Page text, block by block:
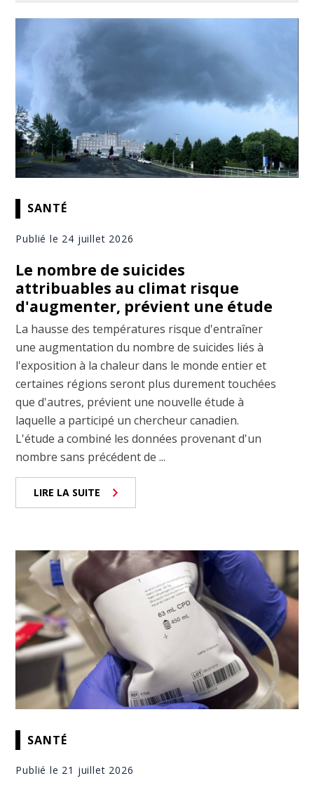
SANTÉ
Publié le 24 juillet 2026
Le nombre de suicides
attribuables au climat risque
d'augmenter, prévient une étude
La hausse des températures risque d'entraîner
une augmentation du nombre de suicides liés à
l'exposition à la chaleur dans le monde entier et
certaines régions seront plus durement touchées
que d'autres, prévient une nouvelle étude à
laquelle a participé un chercheur canadien.
L'étude a combiné les données provenant d'un
nombre sans précédent de ...
LIRE LA SUITE
SANTÉ
Publié le 21 juillet 2026